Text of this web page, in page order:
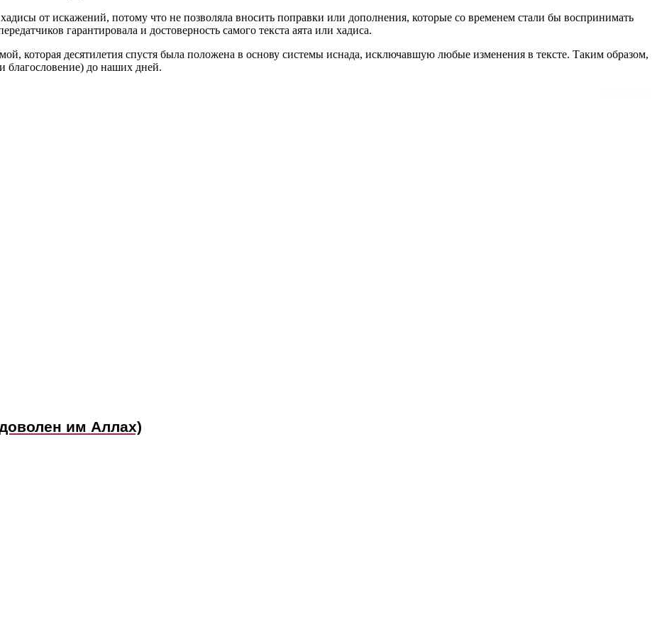
от искажений, потому что не позволяла вносить поправки или дополнения, которые со временем стали бы воспринимать
гарантировала и достоверность самого текста аята или хадиса.
которая десятилетия спустя была положена в основу системы иснада, исключавшую любые изменения в тексте. Таким образом,
благословение) до наших дней.
им Аллах)